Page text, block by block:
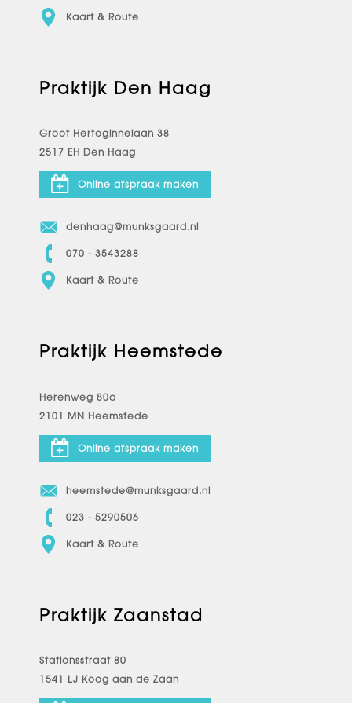
Kaart & Route
Praktijk Den Haag
Groot Hertoginnelaan 38
2517 EH Den Haag
Online afspraak maken
denhaag@munksgaard.nl
070 - 3543288
Kaart & Route
Praktijk Heemstede
Herenweg 80a
2101 MN Heemstede
Online afspraak maken
heemstede@munksgaard.nl
023 - 5290506
Kaart & Route
Praktijk Zaanstad
Stationsstraat 80
1541 LJ Koog aan de Zaan